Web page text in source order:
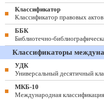
Классификатор
Классификатор правовых
ББК
Библиотечно-
Классификаторы
УДК
Универсальный десятичный
МКБ-10
Международная